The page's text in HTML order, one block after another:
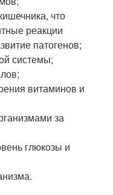
что
реакции
патогенов;
системы;
витаминов и
за
глюкозы и